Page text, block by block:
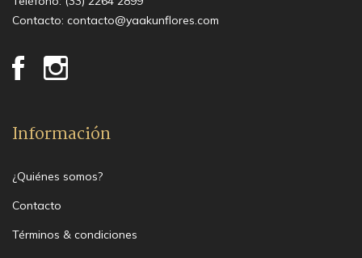
Contacto: contacto@yaakunflores.com
Información
¿Quiénes somos?
Contacto
Términos & condiciones